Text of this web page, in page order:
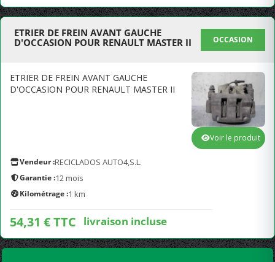
ETRIER DE FREIN AVANT GAUCHE
D'OCCASION POUR RENAULT MASTER II
OCCASION
ETRIER DE FREIN AVANT GAUCHE
D'OCCASION POUR RENAULT MASTER II
Vendeur :RECICLADOS AUTO4,S.L.
Garantie :12 mois
Kilométrage :1 km
54,31 € TTC livraison incluse
Voir le produit